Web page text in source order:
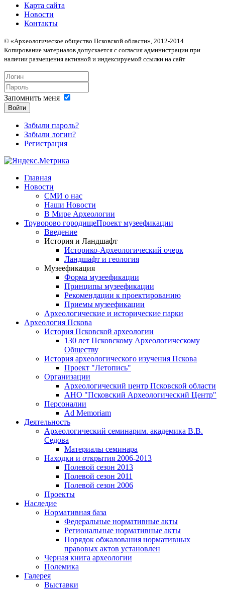
Карта сайта
Новости
Контакты
© «Археологическое общество Псковской области», 2012-2014
Копирование материалов допускается с согласия администрации при
наличии размещения активной и индексируемой ссылки на сайт
Запомнить меня
Войти
Забыли пароль?
Забыли логин?
Регистрация
Главная
Новости
СМИ о нас
Наши Новости
В Мире Археологии
Труворово городищеПроект музеефикации
Введение
История и Ландшафт
Историко-Археологический очерк
Ландшафт и геология
Музеефикация
Форма музеефикации
Принципы музеефикации
Рекомендации к проектированию
Приемы музеефикации
Археологические и исторические парки
Археология Пскова
История Псковской археологии
130 лет Псковскому Археологическому
Обществу
История археологического изучения Пскова
Проект "Летопись"
Организации
Археологический центр Псковской области
АНО "Псковский Археологический Центр"
Персоналии
Ad Memoriam
Деятельность
Археологический семинарим. академика В.В.
Седова
Материалы семинара
Находки и открытия 2006-2013
Полевой сезон 2013
Полевой сезон 2011
Полевой сезон 2006
Проекты
Наследие
Нормативная база
Федеральные нормативные акты
Региональные нормативные акты
Порядок обжалования нормативных
правовых актов установлен
Черная книга археологии
Полемика
Галерея
Выставки